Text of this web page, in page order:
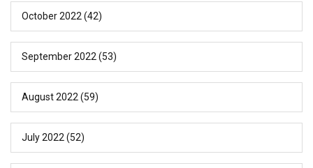
October 2022 (42)
September 2022 (53)
August 2022 (59)
July 2022 (52)